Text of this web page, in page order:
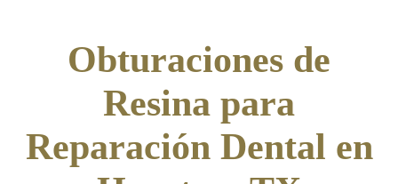
Obturaciones de
Resina para
Reparación Dental en